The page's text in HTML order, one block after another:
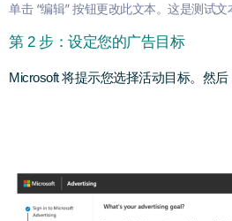
单击 “编辑” 按钮更改此文本。这是测试文
第 2 步：设定您的广告目标
Microsoft 将提示您选择活动目标。然后